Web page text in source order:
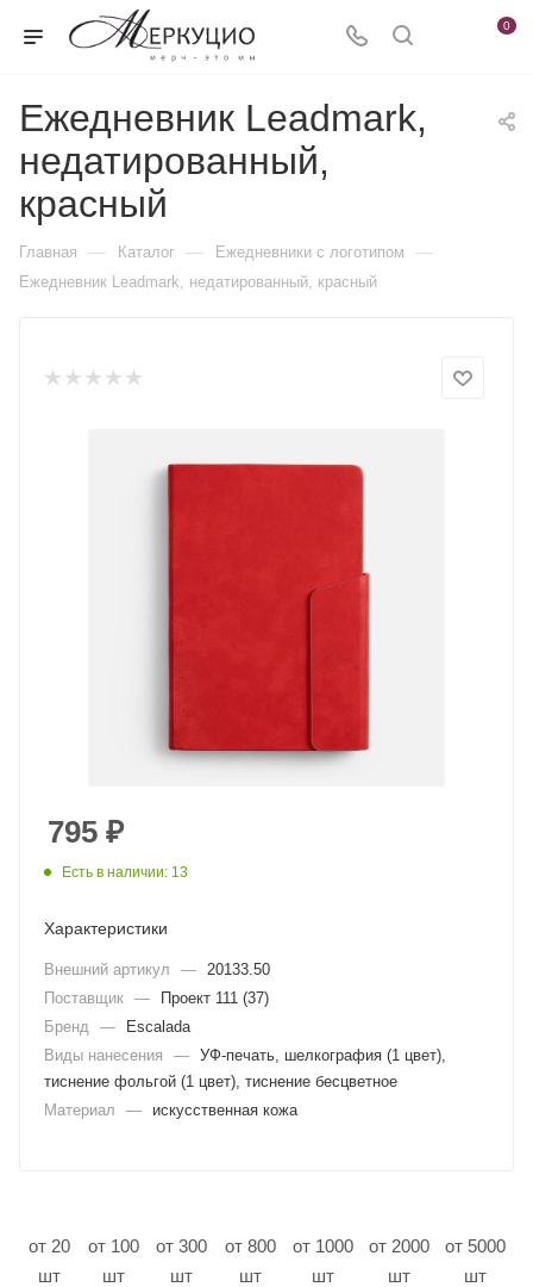
0
Ежедневник Leadmark,
недатированный,
красный
Главная — Каталог — Ежедневники c логотипом —
Ежедневник Leadmark, недатированный, красный
795 ₽
Есть в наличии: 13
Характеристики
Внешний артикул —
20133.50
Поставщик —
Проект 111 (37)
Бренд
—
Escalada
Виды нанесения
— УФ-печать, шелкография (1 цвет),
тиснение фольгой (1 цвет), тиснение бесцветное
Материал
— искусственная кожа
от 20
шт
от 100
шт
от 300
шт
от 800
шт
от 1000
шт
от 2000
шт
от 5000
шт